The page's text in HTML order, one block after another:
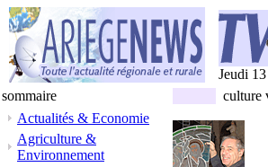
Jeudi
sommaire
Actualités & Economie
Agriculture &
Environnement
culture